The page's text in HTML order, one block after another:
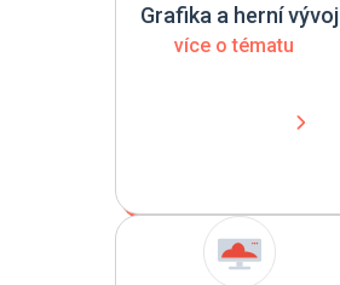
Grafika a herní vývoj
více o tématu